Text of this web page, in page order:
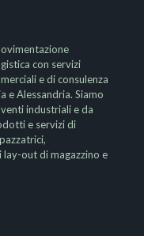
con servizi
e di consulenza
e Alessandria. Siamo
industriali e da
e servizi di
out di magazzino e